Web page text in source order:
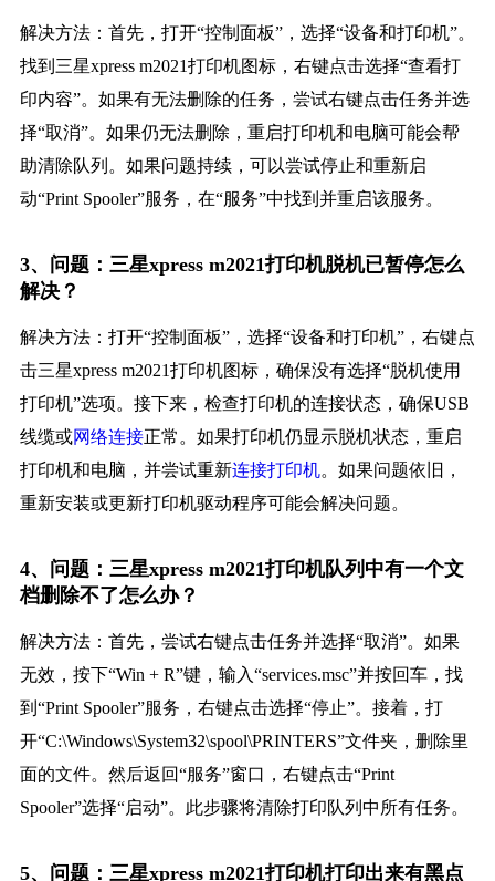
解决方法：首先，打开“控制面板”，选择“设备和打印机”。
找到三星xpress m2021打印机图标，右键点击选择“查看打
印内容”。如果有无法删除的任务，尝试右键点击任务并选
择“取消”。如果仍无法删除，重启打印机和电脑可能会帮
助清除队列。如果问题持续，可以尝试停止和重新启
动“Print Spooler”服务，在“服务”中找到并重启该服务。
3、问题：三星xpress m2021打印机脱机已暂停怎么
解决？
解决方法：打开“控制面板”，选择“设备和打印机”，右键点
击三星xpress m2021打印机图标，确保没有选择“脱机使用
打印机”选项。接下来，检查打印机的连接状态，确保USB
线缆或网络连接正常。如果打印机仍显示脱机状态，重启
打印机和电脑，并尝试重新连接打印机。如果问题依旧，
重新安装或更新打印机驱动程序可能会解决问题。
4、问题：三星xpress m2021打印机队列中有一个文
档删除不了怎么办？
解决方法：首先，尝试右键点击任务并选择“取消”。如果
无效，按下“Win + R”键，输入“services.msc”并按回车，找
到“Print Spooler”服务，右键点击选择“停止”。接着，打
开“C:\Windows\System32\spool\PRINTERS”文件夹，删除里
面的文件。然后返回“服务”窗口，右键点击“Print
Spooler”选择“启动”。此步骤将清除打印队列中所有任务。
5、问题：三星xpress m2021打印机打印出来有黑点